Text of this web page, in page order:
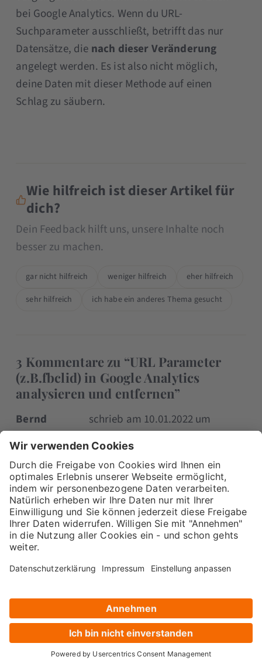
bei Google Analytics. Wenn du URL-
Suchparameter ausschließt, betrifft das nur
Datensätze, die nach dieser Veränderung
angelegt werden. Es ist also nicht möglich,
deine Daten mit dieser Methode auf einen
Schlag zu säubern.
Wie hilfreich ist dieser Artikel für
dich?
Dein Feedback hilft uns, unsere Inhalte noch
besser zu machen.
gar nicht hilfreich weniger hilfreich
eher hilfreich
sehr hilfreich
ich habe ein anderes Thema gesucht
3 Kommentare zu “URL Parameter
(z.B.fbclid) in Google Analytics
analysieren und entfernen”
Bernd
schrieb am 10.01.2022 um
Hallo,
vielen Dank für diesen tollen Artikel. Eine
Sache verstehe ich nicht. In dem Absatz
„Facebook fbclid Parameter ausschliessen“
wird beschrieben, wie ich die URLs mit dem
Parameter fbclid ausschließe. ABER was
Facebook kommen? Wenn ich als Beispiel
zu dem Thema den entsprechenden
Screenshot nehme, geht es in Zeile 1 um die
URL mit dem Ausschnitt /seo/was-ist-seo.